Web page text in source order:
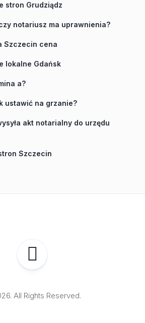
stron Grudziądz
notariusz ma uprawnienia?
Szczecin cena
lokalne Gdańsk
a?
ustawić na grzanie?
akt notarialny do urzędu
Szczecin
All Rights Reserved.